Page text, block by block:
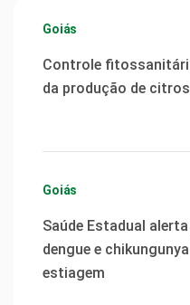
Goiás
Controle
da produção de
Goiás
Saúde Estadual
dengue e
estiagem